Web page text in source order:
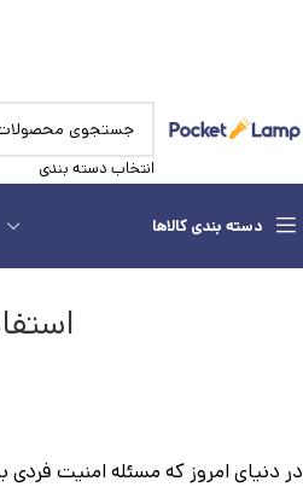
انتخاب دسته بندی
دسته بندی کالاها
در دنیای امروز که مسئله امنیت